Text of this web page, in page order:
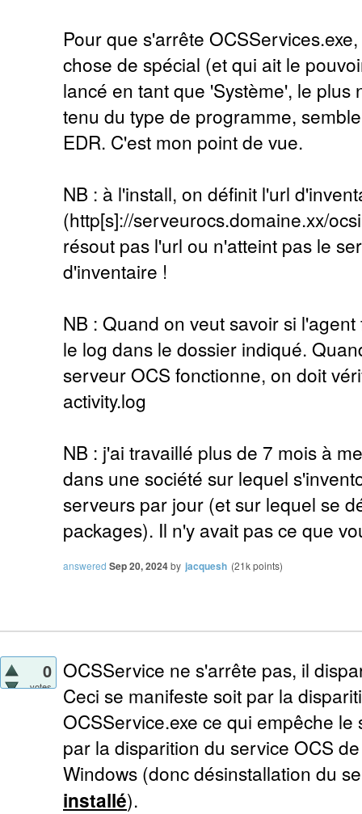
Pour que s'arrête
chose de spécial (et qui ait le
lancé en tant que 'Système', le plus
tenu du type de programme,
EDR. C'est mon point de vue.
NB : à l'install, on définit l'url
(http[s]://serveurocs.domaine.xx/
résout pas l'url ou n'atteint pas le
d'inventaire !
NB : Quand on veut savoir si
le log dans le dossier indiqué.
serveur OCS fonctionne, on doit
activity.log
NB : j'ai travaillé plus de 7 mois à
dans une société sur lequel
serveurs par jour (et sur lequel se
packages). Il n'y avait pas ce que
answered Sep 20, 2024by jacquesh (21kpoints)
0
votes
OCSService ne s'arrête pas, il
Ceci se manifeste soit par la
OCSService.exe ce qui empêche le
par la disparition du service OCS
Windows (donc désinstallation du
installé).